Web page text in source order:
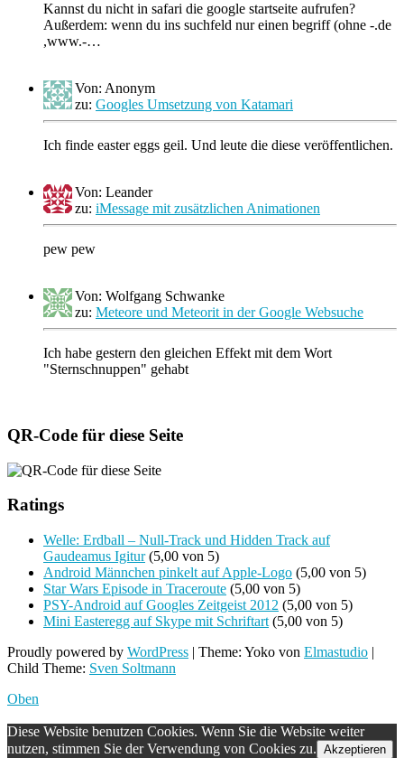
Kannst du nicht in safari die google startseite aufrufen?
Außerdem: wenn du ins suchfeld nur einen begriff (ohne -.de
,www.-…
Von: Anonym
zu: Googles Umsetzung von Katamari
Ich finde easter eggs geil. Und leute die diese veröffentlichen.
Von: Leander
zu: iMessage mit zusätzlichen Animationen
pew pew
Von: Wolfgang Schwanke
zu: Meteore und Meteorit in der Google Websuche
Ich habe gestern den gleichen Effekt mit dem Wort
"Sternschnuppen" gehabt
QR-Code für diese Seite
Ratings
Welle: Erdball – Null-Track und Hidden Track auf
Gaudeamus Igitur (5,00 von 5)
Android Männchen pinkelt auf Apple-Logo (5,00 von 5)
Star Wars Episode in Traceroute (5,00 von 5)
PSY-Android auf Googles Zeitgeist 2012 (5,00 von 5)
Mini Easteregg auf Skype mit Schriftart (5,00 von 5)
Proudly powered by WordPress | Theme: Yoko von Elmastudio |
Child Theme: Sven Soltmann
Oben
Diese Website benutzen Cookies. Wenn Sie die Website weiter
nutzen, stimmen Sie der Verwendung von Cookies zu. Akzeptieren